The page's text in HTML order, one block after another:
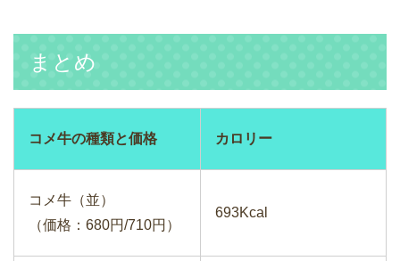
まとめ
コメ牛の種類と価格 カロリー
コメ牛（並）
（価格：680円/710円）
693Kcal